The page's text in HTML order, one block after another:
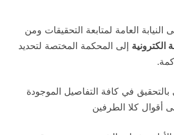
النيابة العامة لمتابعة التحقيقات ومن
إلى المحكمة المختصة لتحديد
في كافة التفاصيل الموجودة
أقوال كلا الطرفين